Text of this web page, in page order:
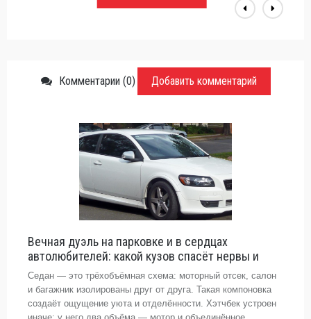
Комментарии (0) Добавить комментарий
Вечная дуэль на парковке и в сердцах
автолюбителей: какой кузов спасёт нервы и
Седан — это трёхобъёмная схема: моторный отсек, салон
и багажник изолированы друг от друга. Такая компоновка
создаёт ощущение уюта и отделённости. Хэтчбек устроен